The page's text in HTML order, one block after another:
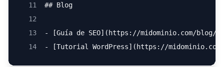
11
## Blog
12
13
- [Guía de SEO](https://midominio.com/blog/
14
- [Tutorial WordPress](https://midominio.com/